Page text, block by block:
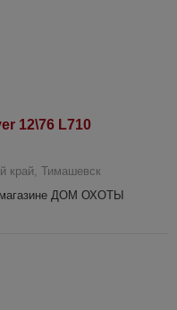
12\76 L710
край, Тимашевск
магазине ДОМ ОХОТЫ